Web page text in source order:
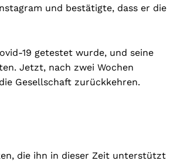
und bestätigte, dass er die
19 getestet wurde, und seine
Jetzt, nach zwei Wochen
Gesellschaft zurückkehren.
die ihn in dieser Zeit unterstützt